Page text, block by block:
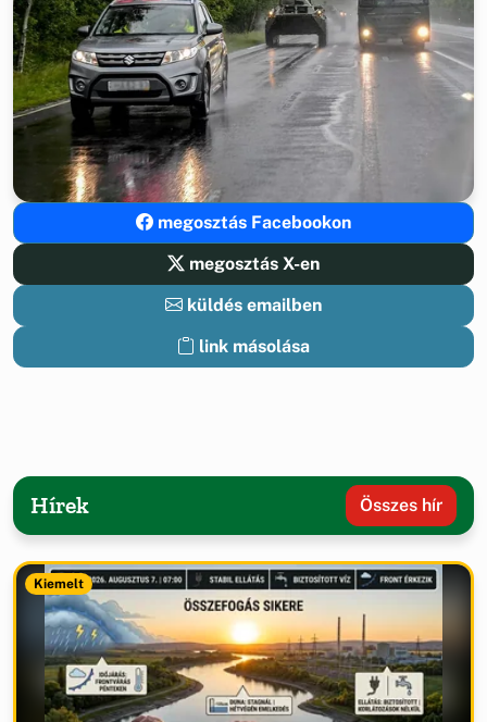
megosztás Facebookon
megosztás X-en
küldés emailben
link másolása
Hírek Összes hír
Kiemelt